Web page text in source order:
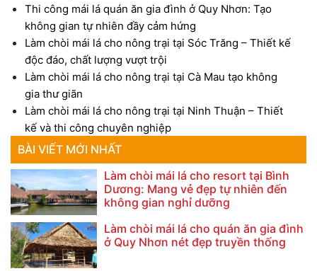
Thi công mái lá quán ăn gia đình ở Quy Nhơn: Tạo
không gian tự nhiên đầy cảm hứng
Làm chòi mái lá cho nông trại tại Sóc Trăng – Thiết kế
độc đáo, chất lượng vượt trội
Làm chòi mái lá cho nông trại tại Cà Mau tạo không
gia thư giãn
Làm chòi mái lá cho nông trại tại Ninh Thuận – Thiết
kế và thi công chuyên nghiệp
BÀI VIẾT MỚI NHẤT
Làm chòi mái lá cho resort tại Bình
Dương: Mang vẻ đẹp tự nhiên đến
không gian nghỉ dưỡng
Làm chòi mái lá cho quán ăn gia đình
ở Quy Nhơn nét đẹp truyền thống